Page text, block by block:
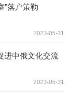
”落户策勒
2023-05-31
进中俄文化交流
2023-05-31